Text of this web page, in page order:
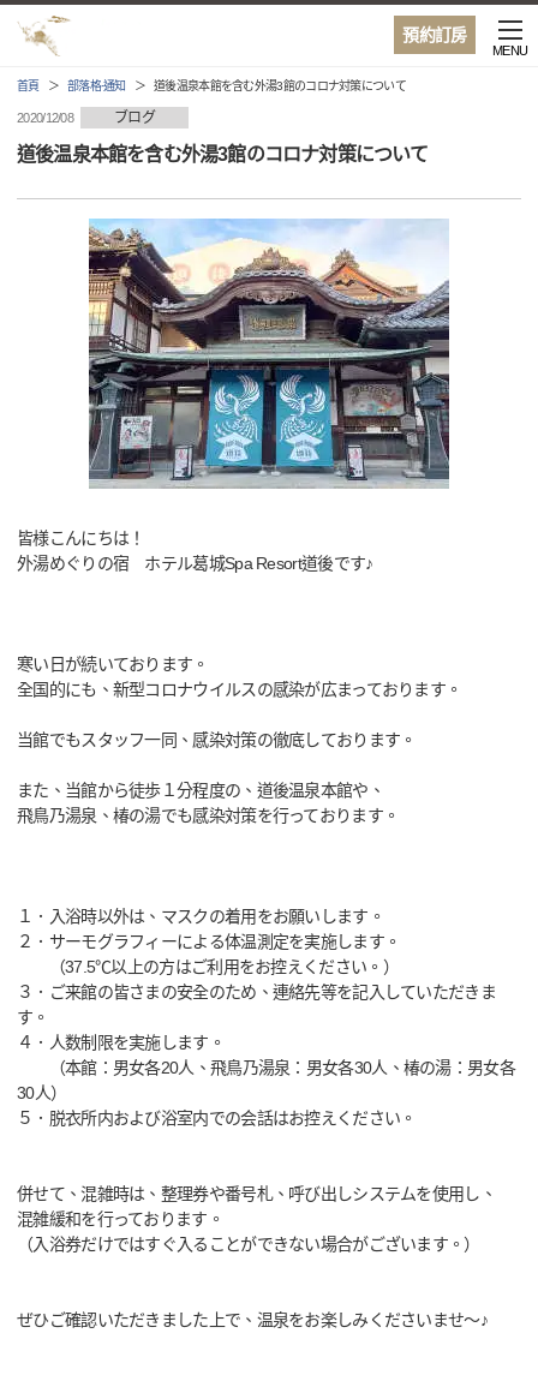
預約訂房
MENU
首頁 部落格·通知 道後温泉本館を含む外湯3館のコロナ対策について
2020/12/08 ブログ
道後温泉本館を含む外湯3館のコロナ対策について
皆様こんにちは！
外湯めぐりの宿 ホテル葛城Spa Resort道後です♪
寒い日が続いております。
全国的にも、新型コロナウイルスの感染が広まっております。
当館でもスタッフ一同、感染対策の徹底しております。
また、当館から徒歩１分程度の、道後温泉本館や、
飛鳥乃湯泉、椿の湯でも感染対策を行っております。
１．入浴時以外は、マスクの着用をお願いします。
２．サーモグラフィーによる体温測定を実施します。
（37.5℃以上の方はご利用をお控えください。）
３．ご来館の皆さまの安全のため、連絡先等を記入していただきま
す。
４．人数制限を実施します。
（本館：男女各20人、飛鳥乃湯泉：男女各30人、椿の湯：男女各
30人）
５．脱衣所内および浴室内での会話はお控えください。
併せて、混雑時は、整理券や番号札、呼び出しシステムを使用し、
混雑緩和を行っております。
（入浴券だけではすぐ入ることができない場合がございます。）
ぜひご確認いただきました上で、温泉をお楽しみくださいませ～♪